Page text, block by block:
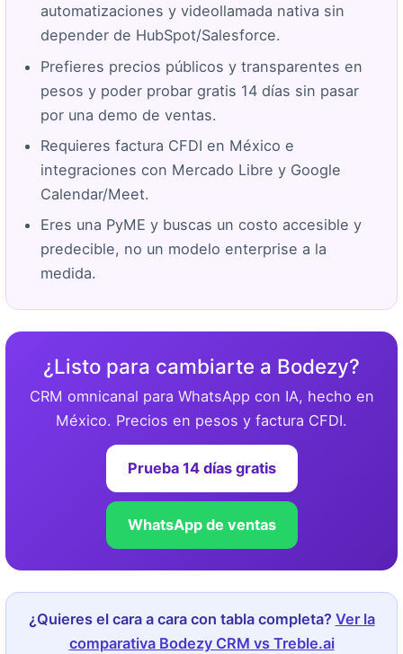
automatizaciones y videollamada nativa sin
depender de HubSpot/Salesforce.
Prefieres precios públicos y transparentes en
pesos y poder probar gratis 14 días sin pasar
por una demo de ventas.
Requieres factura CFDI en México e
integraciones con Mercado Libre y Google
Calendar/Meet.
Eres una PyME y buscas un costo accesible y
predecible, no un modelo enterprise a la
medida.
¿Listo para cambiarte a Bodezy?
CRM omnicanal para WhatsApp con IA, hecho en
México. Precios en pesos y factura CFDI.
Prueba 14 días gratis
WhatsApp de ventas
¿Quieres el cara a cara con tabla completa? Ver la
comparativa Bodezy CRM vs Treble.ai